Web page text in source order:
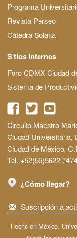
Programa
Revista Perseo
Cátedra Solana
Sitios Internos
Foro CDMX Ciudad
Sistema de
Circuito Maestro
Ciudad Universitaria,
Ciudad de México,
Tel. +52(55)5622 7474
¿Cómo llegar?
Suscripción a
Hecho en México,